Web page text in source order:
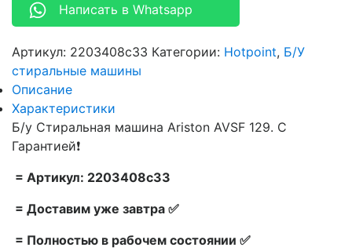
Написать в Whatsapp
Артикул: 2203408c33 Категории: Hotpoint, Б/У
стиральные машины
Описание
Характеристики
Б/у Стиральная машина Ariston AVSF 129. С
Гарантией❗
= Артикул: 2203408c33
= Доставим уже завтра ✅
= Полностью в рабочем состоянии ✅